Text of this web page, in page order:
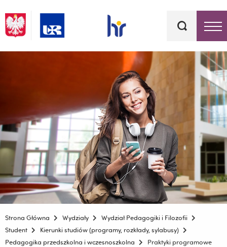
kluczowe
Strona Główna Wydziały
Wydział Pedagogiki i Filozofii
Student
Kierunki studiów (programy, rozkłady, sylabusy)
Pedagogika przedszkolna i wczesnoszkolna
Praktyki programowe